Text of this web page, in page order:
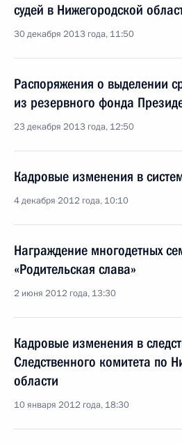
судей в Нижегородской
30 декабря 2013 года, 11:50
Распоряжения о выделении
из резервного фонда
23 декабря 2013 года, 12:50
Кадровые изменения в
4 декабря 2012 года, 10:10
Награждение многодетных
«Родительская слава»
2 июня 2012 года, 13:30
Кадровые изменения в
Следственного комитета по
области
10 января 2012 года, 18:30